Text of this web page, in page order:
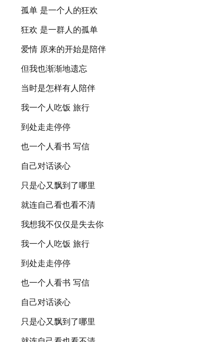
孤单 是一个人的狂欢
狂欢 是一群人的孤单
爱情 原来的开始是陪伴
但我也渐渐地遗忘
当时是怎样有人陪伴
我一个人吃饭 旅行
到处走走停停
也一个人看书 写信
自己对话谈心
只是心又飘到了哪里
就连自己看也看不清
我想我不仅仅是失去你
我一个人吃饭 旅行
到处走走停停
也一个人看书 写信
自己对话谈心
只是心又飘到了哪里